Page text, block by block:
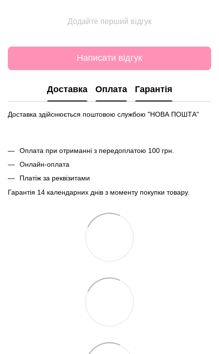
Додайте перший відгук
Написати відгук
Доставка Оплата Гарантія
Доставка здійснюється поштовою службою "НОВА ПОШТА"
Оплата при отриманні з передоплатою 100 грн.
Онлайн-оплата
Платіж за реквізитами
Гарантія 14 календарних днів з моменту покупки товару.